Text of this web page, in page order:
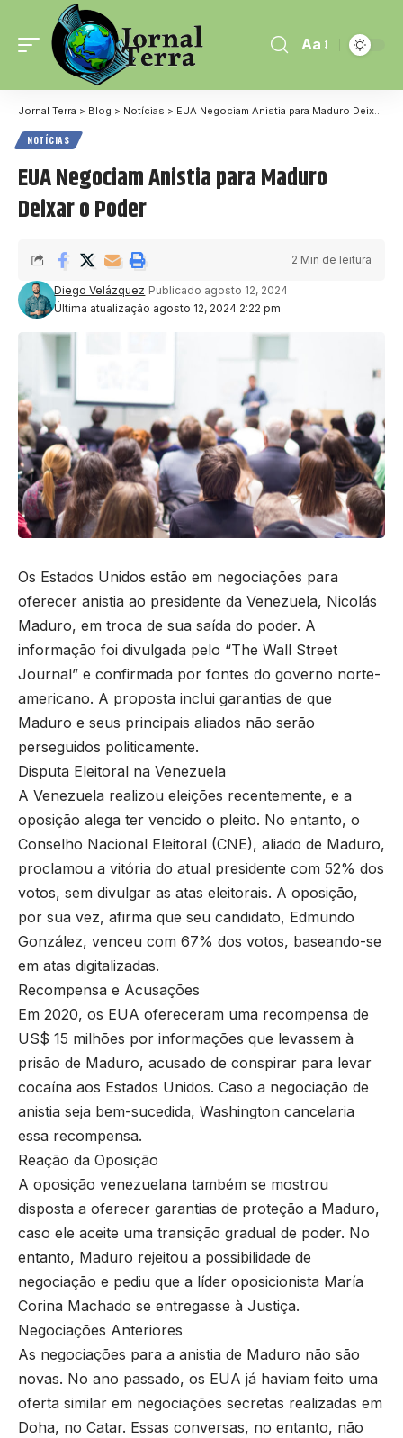
Aa
Jornal Terra > Blog > Notícias > EUA Negociam Anistia para Maduro Deixar o Poder
NOTÍCIAS
EUA Negociam Anistia para Maduro
Deixar o Poder
Última atualização agosto 12, 2024 2:22 pm
Diego Velázquez Publicado agosto 12, 2024
2 Min de leitura
Os Estados Unidos estão em negociações para
oferecer anistia ao presidente da Venezuela, Nicolás
Maduro, em troca de sua saída do poder. A
informação foi divulgada pelo “The Wall Street
Journal” e confirmada por fontes do governo norte-
americano. A proposta inclui garantias de que
Maduro e seus principais aliados não serão
perseguidos politicamente.
Disputa Eleitoral na Venezuela
A Venezuela realizou eleições recentemente, e a
oposição alega ter vencido o pleito. No entanto, o
Conselho Nacional Eleitoral (CNE), aliado de Maduro,
proclamou a vitória do atual presidente com 52% dos
votos, sem divulgar as atas eleitorais. A oposição,
por sua vez, afirma que seu candidato, Edmundo
González, venceu com 67% dos votos, baseando-se
em atas digitalizadas.
Recompensa e Acusações
Em 2020, os EUA ofereceram uma recompensa de
US$ 15 milhões por informações que levassem à
prisão de Maduro, acusado de conspirar para levar
cocaína aos Estados Unidos. Caso a negociação de
anistia seja bem-sucedida, Washington cancelaria
essa recompensa.
Reação da Oposição
A oposição venezuelana também se mostrou
disposta a oferecer garantias de proteção a Maduro,
caso ele aceite uma transição gradual de poder. No
entanto, Maduro rejeitou a possibilidade de
negociação e pediu que a líder oposicionista María
Corina Machado se entregasse à Justiça.
Negociações Anteriores
As negociações para a anistia de Maduro não são
novas. No ano passado, os EUA já haviam feito uma
oferta similar em negociações secretas realizadas em
Doha, no Catar. Essas conversas, no entanto, não